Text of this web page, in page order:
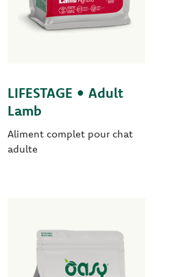
LIFESTAGE • Adult
Lamb
Aliment complet pour chat
adulte